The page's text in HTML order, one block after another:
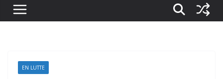
EN LUTTE